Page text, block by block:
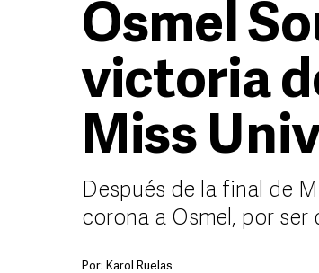
Osmel
victoria
Miss
Después de la final de
corona a Osmel, por ser
Por: Karol Ruelas